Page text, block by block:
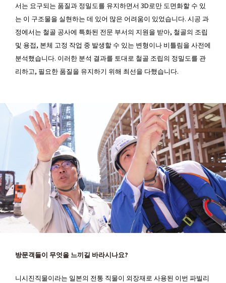
서는 요구되는 품질과 정밀도를 유지하면서 3D로만 도면화할 수 있
는 이 구조물을 실현하는 데 있어 많은 어려움이 있었습니다. 시공 과
정에서는 철골 공사에 특화된 전문 부서의 지원을 받아, 철골의 조립
및 용접, 본체 고정 작업 중 발생할 수 있는 변형이나 비틀림을 사전에
분석했습니다. 이러한 분석 결과를 토대로 철골 조립의 정밀도를 관
리하고, 필요한 품질을 유지하기 위해 최선을 다했습니다.
――방문객들이 무엇을 느끼길 바라시나요?
니시진직물이라는 일본의 전통 직물이 외장재로 사용된 이번 파빌리